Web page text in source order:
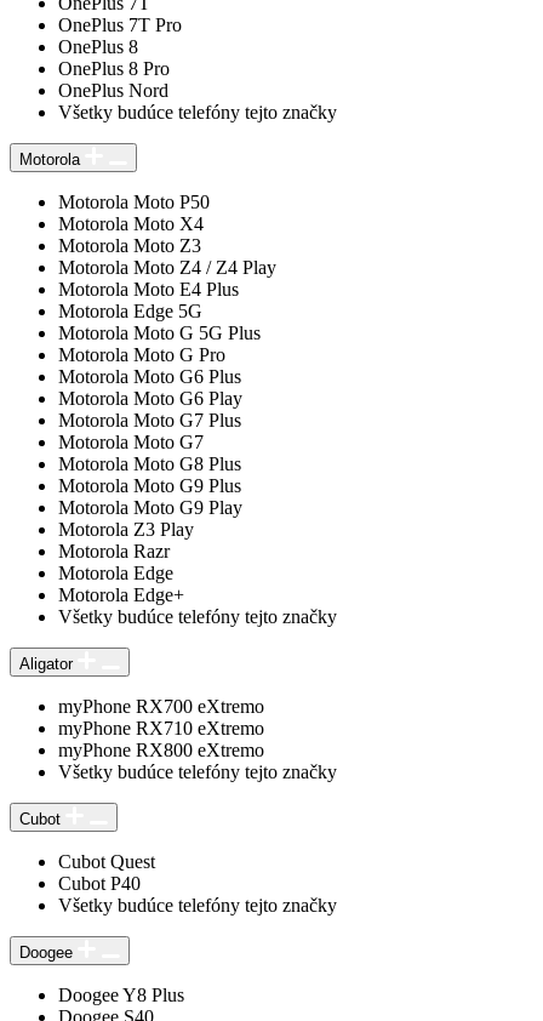
OnePlus 7T Pro
OnePlus 8
OnePlus 8 Pro
OnePlus Nord
Všetky budúce telefóny tejto značky
Motorola
Motorola Moto P50
Motorola Moto X4
Motorola Moto Z3
Motorola Moto Z4 / Z4 Play
Motorola Moto E4 Plus
Motorola Edge 5G
Motorola Moto G 5G Plus
Motorola Moto G Pro
Motorola Moto G6 Plus
Motorola Moto G6 Play
Motorola Moto G7 Plus
Motorola Moto G7
Motorola Moto G8 Plus
Motorola Moto G9 Plus
Motorola Moto G9 Play
Motorola Z3 Play
Motorola Razr
Motorola Edge
Motorola Edge+
Všetky budúce telefóny tejto značky
Aligator
myPhone RX700 eXtremo
myPhone RX710 eXtremo
myPhone RX800 eXtremo
Všetky budúce telefóny tejto značky
Cubot
Cubot Quest
Cubot P40
Všetky budúce telefóny tejto značky
Doogee
Doogee Y8 Plus
Doogee S40